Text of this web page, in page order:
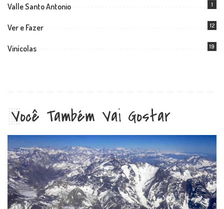
Valle Santo Antonio 1
Ver e Fazer 12
Vinícolas 19
Você Também Vai Gostar